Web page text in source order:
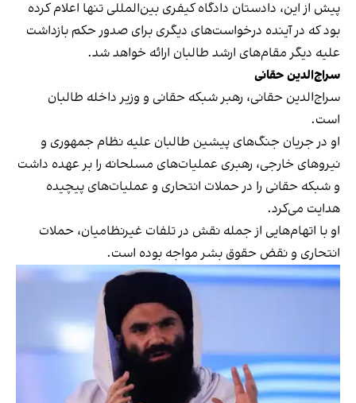
پیش از این، دادستان دادگاه کیفری بین‌المللی تنها اعلام کرده
بود که در آینده درخواست‌های دیگری برای صدور حکم بازداشت
علیه دیگر مقام‌های ارشد طالبان ارائه خواهد شد.
سراج‌الدین حقانی
سراج‌الدین حقانی، رهبر شبکه حقانی و وزیر داخله طالبان
است.
او در جریان جنگ‌های پیشین طالبان علیه نظام جمهوری و
نیروهای خارجی، رهبری عملیات‌های مسلحانه را بر عهده داشت
و شبکه حقانی را در حملات انتحاری و عملیات‌های پیچیده
هدایت می‌کرد.
او با اتهام‌هایی از جمله نقش در تلفات غیرنظامیان، حملات
انتحاری و نقض حقوق بشر مواجه بوده است.